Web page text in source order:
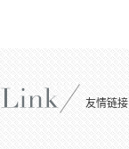
友情链接